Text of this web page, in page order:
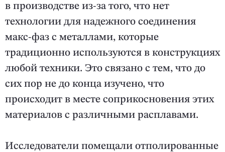
в производстве из-за того, что нет
технологии для надежного соединения
макс-фаз с металлами, которые
традиционно используются в конструкциях
любой техники. Это связано с тем, что до
сих пор не до конца изучено, что
происходит в месте соприкосновения этих
материалов с различными расплавами.
Исследователи помещали отполированные